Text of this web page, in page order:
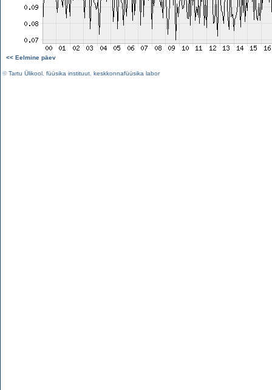
<< Eelmine päev
©Tartu Ülikool füüsika instituut keskkonnafüüsika labor